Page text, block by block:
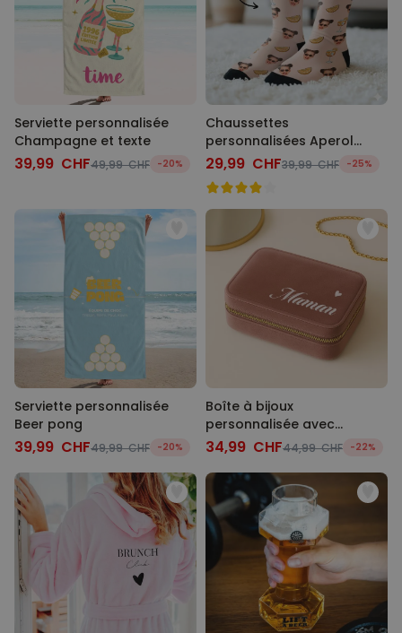
Serviette personnalisée
Champagne et texte
39,99 CHF49,99 CHF -20%
Chaussettes
personnalisées Aperol
avec visage
29,99 CHF39,99 CHF -25%
Serviette personnalisée
Beer pong
39,99 CHF49,99 CHF -20%
Boîte à bijoux
personnalisée avec
prénom
34,99 CHF44,99 CHF -22%